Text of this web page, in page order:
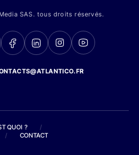
SAS. tous droits réservés.
QUOI ?
/
/ CONTACT